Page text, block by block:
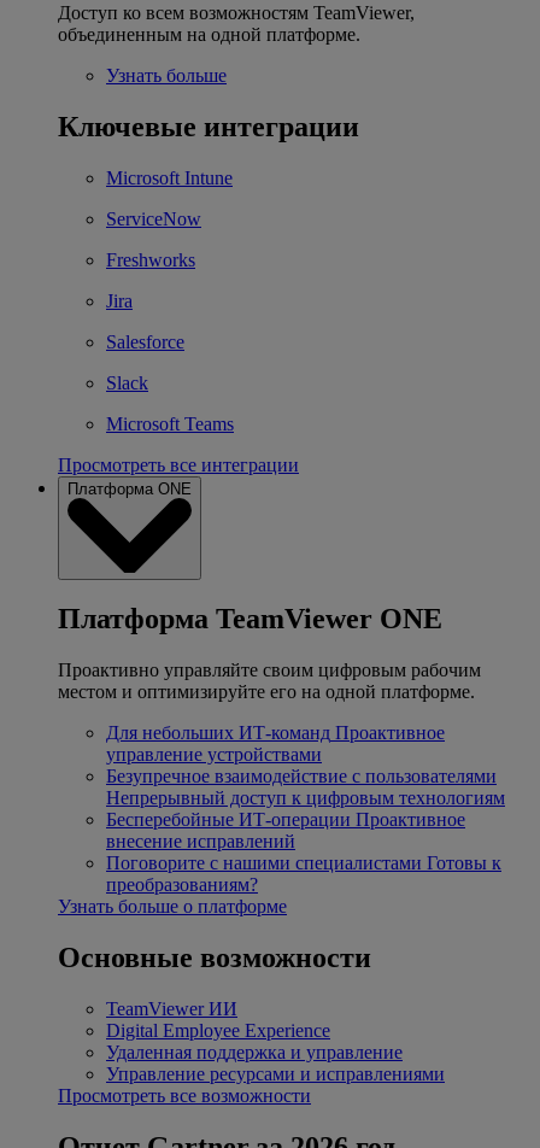
Доступ ко всем возможностям TeamViewer,
объединенным на одной платформе.
Узнать больше
Ключевые интеграции
Microsoft Intune
ServiceNow
Freshworks
Jira
Salesforce
Slack
Microsoft Teams
Просмотреть все интеграции
Платформа ONE
Платформа TeamViewer ONE
Проактивно управляйте своим цифровым рабочим
местом и оптимизируйте его на одной платформе.
Для небольших ИТ-команд Проактивное
управление устройствами
Безупречное взаимодействие с пользователями
Непрерывный доступ к цифровым технологиям
Бесперебойные ИТ-операции Проактивное
внесение исправлений
Поговорите с нашими специалистами Готовы к
преобразованиям?
Узнать больше о платформе
Основные возможности
TeamViewer ИИ
Digital Employee Experience
Удаленная поддержка и управление
Управление ресурсами и исправлениями
Просмотреть все возможности